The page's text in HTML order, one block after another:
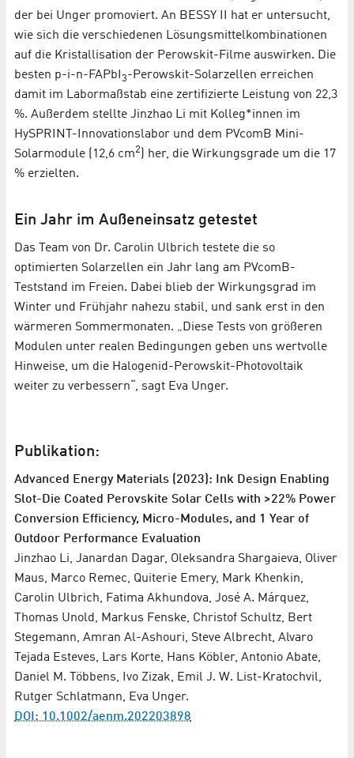
der bei Unger promoviert. An BESSY II hat er untersucht,
wie sich die verschiedenen Lösungsmittelkombinationen
auf die Kristallisation der Perowskit-Filme auswirken. Die
besten p-i-n-FAPbI 3-Perowskit-Solarzellen erreichen
damit im Labormaßstab eine zertifizierte Leistung von 22,3
%. Außerdem stellte Jinzhao Li mit Kolleg*innen im
HySPRINT-Innovationslabor und dem PVcomB Mini-
Solarmodule (12,6 cm2
) her, die Wirkungsgrade um die 17
% erzielten.
Ein Jahr im Außeneinsatz getestet
Das Team von Dr. Carolin Ulbrich testete die so
optimierten Solarzellen ein Jahr lang am PVcomB-
Teststand im Freien. Dabei blieb der Wirkungsgrad im
Winter und Frühjahr nahezu stabil, und sank erst in den
wärmeren Sommermonaten. „Diese Tests von größeren
Modulen unter realen Bedingungen geben uns wertvolle
Hinweise, um die Halogenid-Perowskit-Photovoltaik
weiter zu verbessern“, sagt Eva Unger.
Publikation:
Advanced Energy Materials (2023): Ink Design Enabling
Slot-Die Coated Perovskite Solar Cells with >22% Power
Conversion Efficiency, Micro-Modules, and 1 Year of
Outdoor Performance Evaluation
Jinzhao Li, Janardan Dagar, Oleksandra Shargaieva, Oliver
Maus, Marco Remec, Quiterie Emery, Mark Khenkin,
Carolin Ulbrich, Fatima Akhundova, José A. Márquez,
Thomas Unold, Markus Fenske, Christof Schultz, Bert
Stegemann, Amran Al-Ashouri, Steve Albrecht, Alvaro
Tejada Esteves, Lars Korte, Hans Köbler, Antonio Abate,
Daniel M. Többens, Ivo Zizak, Emil J. W. List-Kratochvil,
Rutger Schlatmann, Eva Unger.
DOI: 10.1002/aenm.202203898